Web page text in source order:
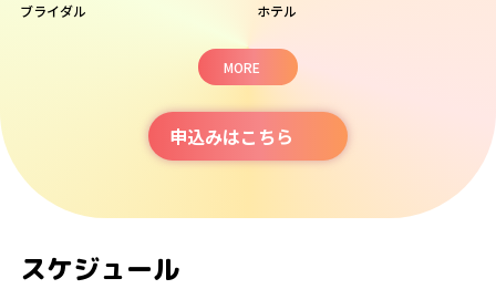
ブライダル ホテル
MORE
申込みはこちら
スケジュール